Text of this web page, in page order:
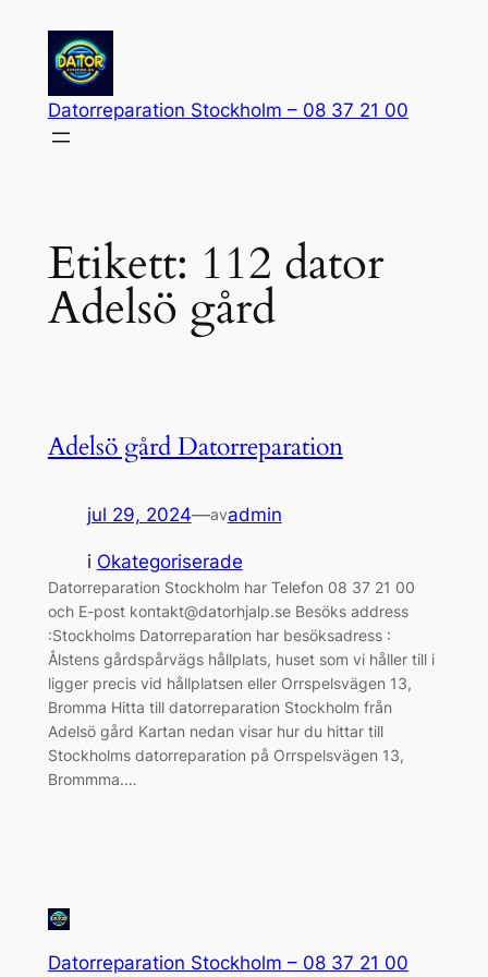
innehåll
Datorreparation Stockholm – 08 37 21 00
Etikett: 112 dator
Adelsö gård
Adelsö gård Datorreparation
jul 29, 2024—avadmin
i Okategoriserade
Datorreparation Stockholm har Telefon 08 37 21 00
och E-post kontakt@datorhjalp.se Besöks address
:Stockholms Datorreparation har besöksadress :
Ålstens gårdspårvägs hållplats, huset som vi håller till i
ligger precis vid hållplatsen eller Orrspelsvägen 13,
Bromma Hitta till datorreparation Stockholm från
Adelsö gård Kartan nedan visar hur du hittar till
Stockholms datorreparation på Orrspelsvägen 13,
Brommma.…
Datorreparation Stockholm – 08 37 21 00